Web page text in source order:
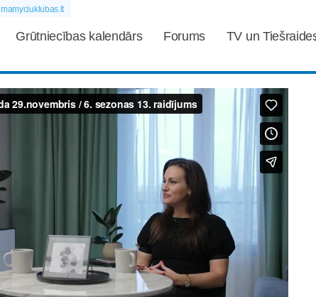
mamyciuklubas.lt
Grūtniecības kalendārs Forums TV un